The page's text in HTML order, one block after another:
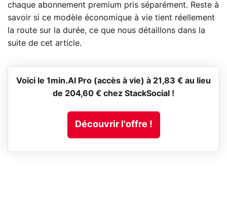
chaque abonnement premium pris séparément. Reste à
savoir si ce modèle économique à vie tient réellement
la route sur la durée, ce que nous détaillons dans la
suite de cet article.
Voici le 1min.AI Pro (accès à vie) à 21,83 € au lieu
de 204,60 € chez StackSocial !
Découvrir l'offre !